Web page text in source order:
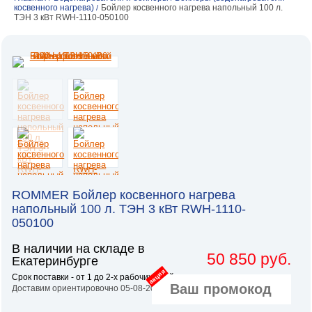
косвенного нагрева) / Бойлер косвенного нагрева напольный 100 л.
ТЭН 3 кВт RWH-1110-050100
ROMMER Бойлер косвенного нагрева
напольный 100 л. ТЭН 3 кВт RWH-1110-
050100
В наличии на складе в
Екатеринбурге
Срок поставки - от 1 до 2-х рабочих дней.
Доставим ориентировочно 05-08-2026
50 850 руб.
акция